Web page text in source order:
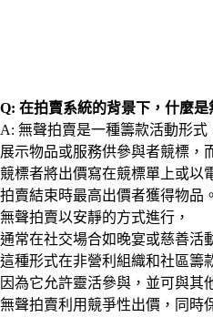
Q: 在拍賣系統的背景下，什麼是
A: 無聲拍賣是一種籌款活動形式
展示物品或服務供參與者競標，
競標者將出價寫在競標單上或以
拍賣結束時最高出價者獲得物品
無聲拍賣以安靜的方式進行，
通常在社交場合如晚宴或慈善活
這種形式在非營利組織和社區籌
因為它允許靈活參與，並可與其
無聲拍賣利用競爭性出價，同時